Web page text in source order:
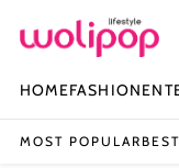
HOMEFASHION
MOST POPULAR